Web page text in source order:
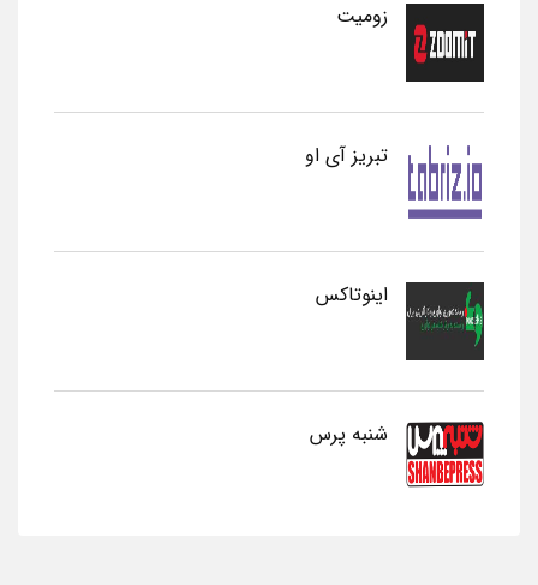
زومیت
تبریز آی او
اینوتاکس
شنبه پرس